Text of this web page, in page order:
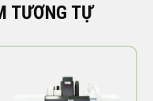
TƯƠNG TỰ